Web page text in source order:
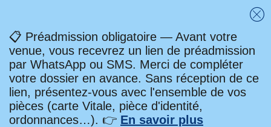
📋 Préadmission obligatoire — Avant votre
venue, vous recevrez un lien de préadmission
par WhatsApp ou SMS. Merci de compléter
votre dossier en avance. Sans réception de ce
lien, présentez-vous avec l'ensemble de vos
pièces (carte Vitale, pièce d'identité,
ordonnances…). 👉 En savoir plus